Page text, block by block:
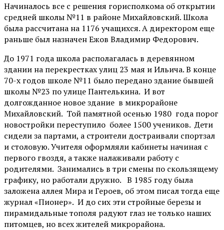
Начиналось все с решения горисполкома об открытии
средней школы №11 в районе Михайловский. Школа
была рассчитана на 1176 учащихся. А директором еще
раньше был назначен Ежов Владимир Федорович.
До 1971 года школа располагалась в деревянном
здании на перекрестках улиц 23 мая и Ильича. В конце
70-х годов школе №11 было передано здание бывшей
школы №23 по улице Пантелькина. И вот
долгожданное новое здание в микрорайоне
Михайловский. Той памятной осенью 1980 года порог
новостройки переступило более 1500 учеников. Дети
сидели за партами, а строители достраивали спортзал
и столовую. Учителя оформляли кабинеты начиная с
первого гвоздя, а также налаживали работу с
родителями. Занимались в три смены по скользящему
графику, но работали дружно. В 1985 году была
заложена аллея Мира и Героев, об этом писал тогда еще
журнал «Пионер». И до сих эти стройные березы и
пирамидальные тополя радуют глаз не только наших
питомцев, но всех жителей микрорайона.